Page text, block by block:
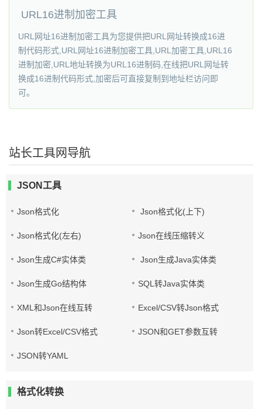
URL16进制加密工具
URL网址16进制加密工具为您提供把URL网址转换成16进
制代码形式,URL网址16进制加密工具,URL加密工具,URL16
进制加密,URL地址转换为URL16进制码,在线把URL网址转
换成16进制代码形式,加密后可直接复制到地址栏访问即
可。
站长工具网导航
JSON工具
Json格式化 Json格式化(上下)
Json格式化(左右) Json在线压缩转义
Json生成C#实体类 Json生成Java实体类
Json生成Go结构体 SQL转Java实体类
XML和Json在线互转 Excel/CSV转Json格式
Json转Excel/CSV格式 JSON和GET参数互转
JSON转YAML
格式化转换